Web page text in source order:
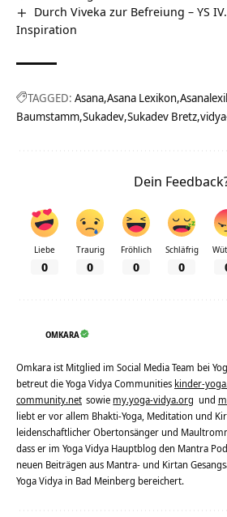
Durch Viveka zur Befreiung – YS
Inspiration
TAGGED: Asana Asana Lexikon
Baumstamm Sukadev Sukadev Bretz
Dein
Liebe
0
Traurig
0
Fröhlich
0
Schläfrig
0
OMKARA
Omkara ist Mitglied im Social Media Team bei
betreut die Yoga Vidya Communities kinder-
community.net sowie my.yoga-vidya.org und
liebt er vor allem Bhakti-Yoga, Meditation und
leidenschaftlicher Obertonsänger und
dass er im Yoga Vidya Hauptblog den Mantra
neuen Beiträgen aus Mantra- und Kirtan
Yoga Vidya in Bad Meinberg bereichert.